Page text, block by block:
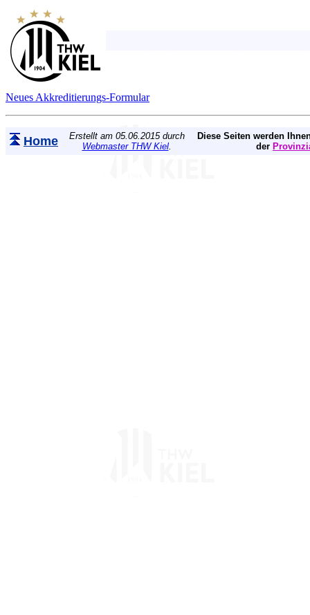
Neues Akkreditierungs-Formular
Home
Erstellt am 05.06.2015 durch
Webmaster THW Kiel.
Diese Seiten werden
der